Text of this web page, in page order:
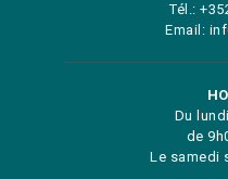
Tél.:
Email:
Du
de
Le samedi